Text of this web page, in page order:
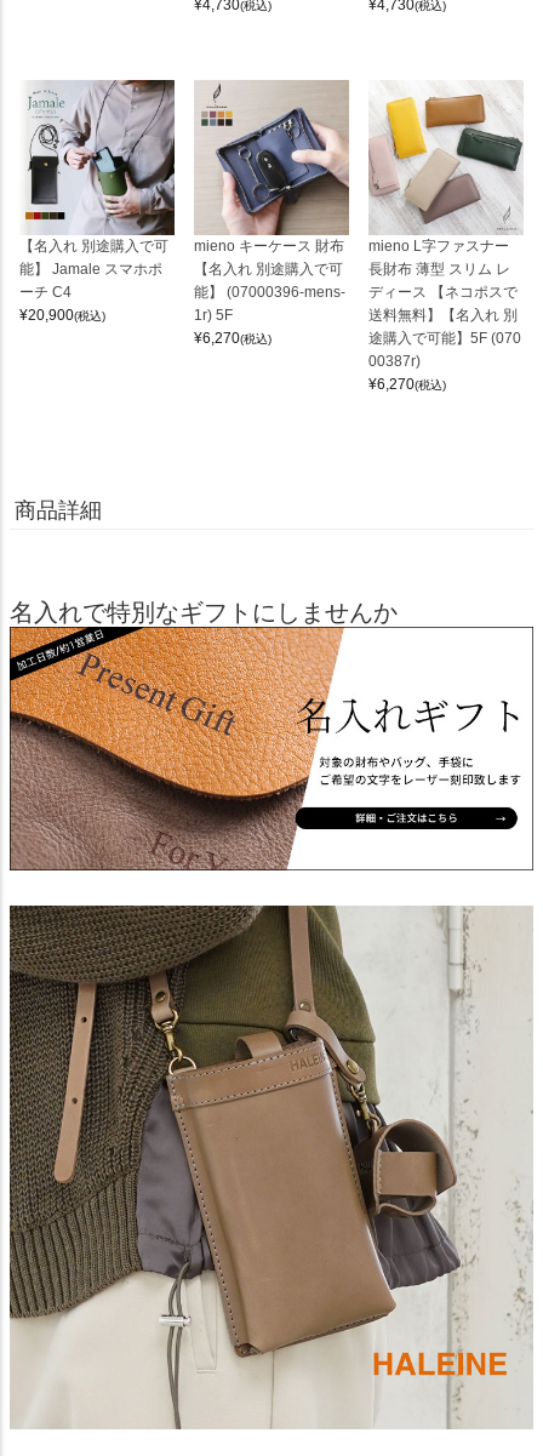
¥4,730(税込) ¥4,730(税込)
【名入れ 別途購入で可
能】 Jamale スマホポ
ーチ C4
¥20,900(税込)
mieno キーケース 財布
【名入れ 別途購入で可
能】 (07000396-mens-
1r) 5F
¥6,270(税込)
mieno L字ファスナー
長財布 薄型 スリム レ
ディース 【ネコポスで
送料無料】【名入れ 別
途購入で可能】5F (070
00387r)
¥6,270(税込)
商品詳細
名入れで特別なギフトにしませんか